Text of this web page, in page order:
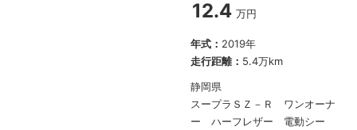
12.4 万円
年式： 2019年
走行距離： 5.4万km
静岡県
スープラＳＺ－Ｒ ワンオーナ
ー ハーフレザー 電動シー